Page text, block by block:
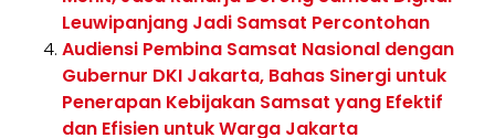
Leuwipanjang Jadi Samsat Percontohan
Audiensi Pembina Samsat Nasional dengan
Gubernur DKI Jakarta, Bahas Sinergi untuk
Penerapan Kebijakan Samsat yang Efektif
dan Efisien untuk Warga Jakarta